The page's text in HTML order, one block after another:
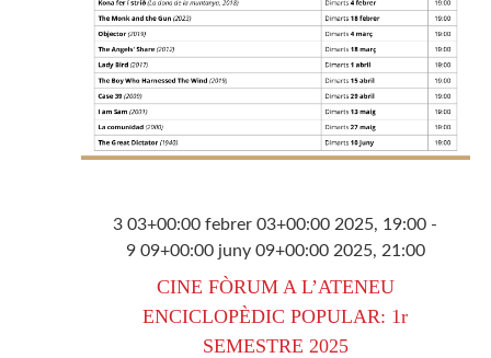
3 03+00:00 febrer 03+00:00 2025, 19:00 -
9 09+00:00 juny 09+00:00 2025, 21:00
CINE FÒRUM A L’ATENEU
ENCICLOPÈDIC POPULAR: 1r
SEMESTRE 2025